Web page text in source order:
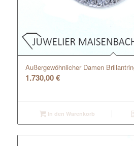
Außergewöhnlicher Damen
1.730,00€
In den Warenkorb